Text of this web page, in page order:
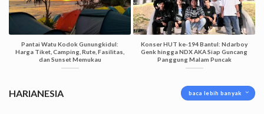
Pantai Watu Kodok Gunungkidul:
Harga Tiket, Camping, Rute, Fasilitas,
dan Sunset Memukau
Konser HUT ke-194 Bantul: Ndarboy
Genk hingga NDX AKA Siap Guncang
Panggung Malam Puncak
HARIANESIA baca lebih banyak